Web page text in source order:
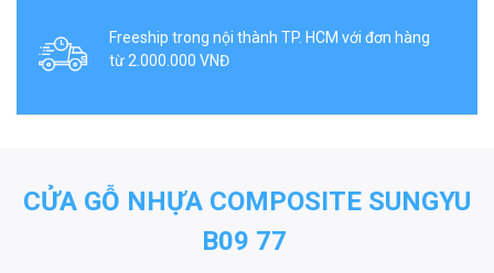
Freeship trong nội thành TP. HCM với đơn hàng
từ 2.000.000 VNĐ
CỬA GỖ NHỰA COMPOSITE SUNGYU
B09 77